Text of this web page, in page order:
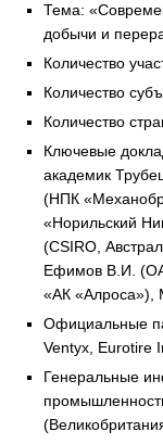
Тема:
добычи и
Количество
Количество
Количество
Ключевые
академик
(НПК
«Норильский
(CSIRO,
Ефимов В.И.
«АК «Алроса»),
Официальные
Ventyx, Eurotire
Генеральные